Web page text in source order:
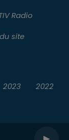
Radio
site
2023 2022